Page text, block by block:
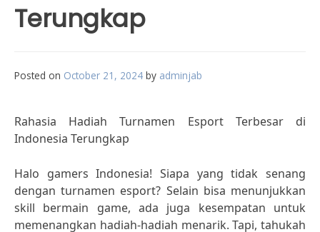
Terungkap
Posted on October 21, 2024 by adminjab
Rahasia Hadiah Turnamen Esport Terbesar di
Indonesia Terungkap
Halo gamers Indonesia! Siapa yang tidak senang
dengan turnamen esport? Selain bisa menunjukkan
skill bermain game, ada juga kesempatan untuk
memenangkan hadiah-hadiah menarik. Tapi, tahukah